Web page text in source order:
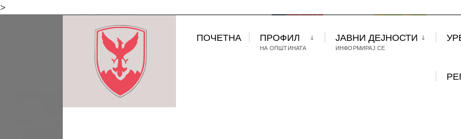
>
ПОЧЕТНА ПРОФИЛ
НА ОПШТИНАТА
ЈАВНИ ДЕЈНОСТИ
ИНФОРМИРАЈ СЕ